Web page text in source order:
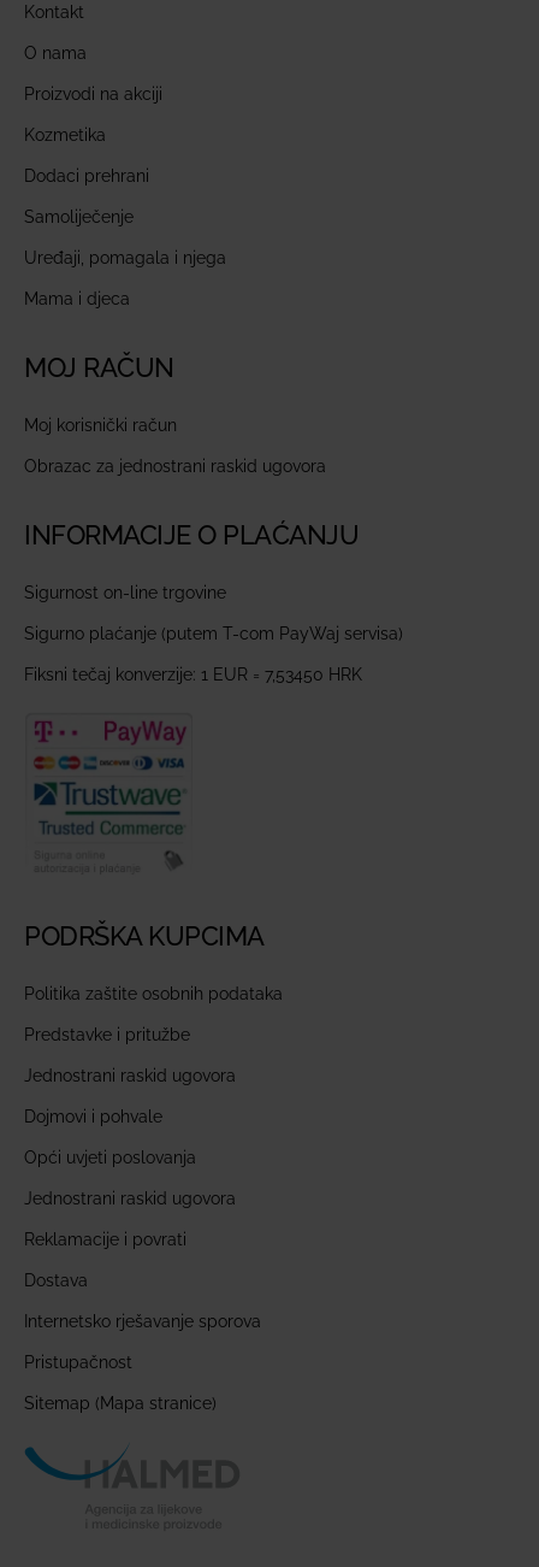
Kontakt
O nama
Proizvodi na akciji
Kozmetika
Dodaci prehrani
Samoliječenje
Uređaji, pomagala i njega
Mama i djeca
MOJ RAČUN
Moj korisnički račun
Obrazac za jednostrani raskid ugovora
INFORMACIJE O PLAĆANJU
Sigurnost on-line trgovine
Sigurno plaćanje (putem T-com PayWaj servisa)
Fiksni tečaj konverzije: 1 EUR = 7,53450 HRK
PODRŠKA KUPCIMA
Politika zaštite osobnih podataka
Predstavke i pritužbe
Jednostrani raskid ugovora
Dojmovi i pohvale
Opći uvjeti poslovanja
Jednostrani raskid ugovora
Reklamacije i povrati
Dostava
Internetsko rješavanje sporova
Pristupačnost
Sitemap (Mapa stranice)